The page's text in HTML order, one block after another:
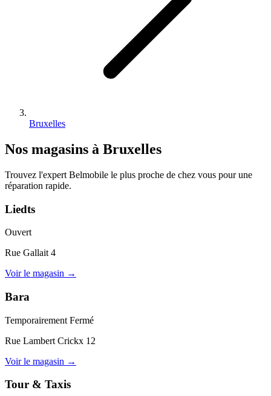
Bruxelles
Nos magasins à Bruxelles
Trouvez l'expert Belmobile le plus proche de chez vous pour une
réparation rapide.
Liedts
Ouvert
Rue Gallait 4
Voir le magasin →
Bara
Temporairement Fermé
Rue Lambert Crickx 12
Voir le magasin →
Tour & Taxis